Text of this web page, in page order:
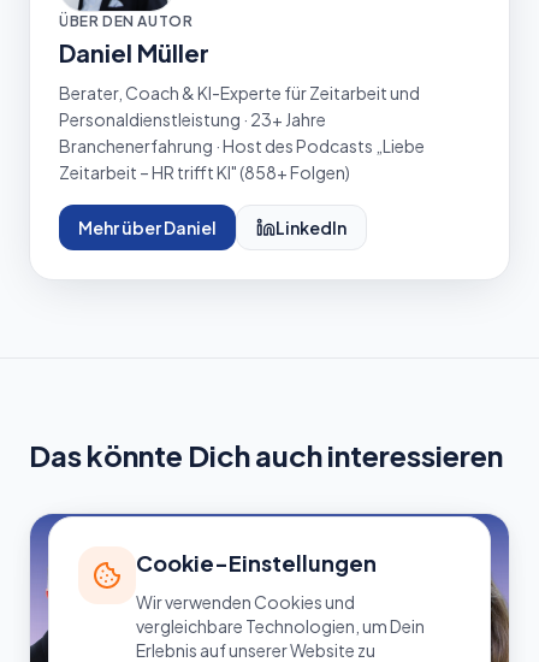
ÜBER DEN AUTOR
Daniel Müller
Berater, Coach & KI-Experte für Zeitarbeit und
Personaldienstleistung · 23+ Jahre
Branchenerfahrung · Host des Podcasts „Liebe
Zeitarbeit – HR trifft KI" (858+ Folgen)
Mehr über Daniel LinkedIn
Das könnte Dich auch interessieren
Cookie-Einstellungen
Wir verwenden Cookies und
vergleichbare Technologien, um Dein
Erlebnis auf unserer Website zu